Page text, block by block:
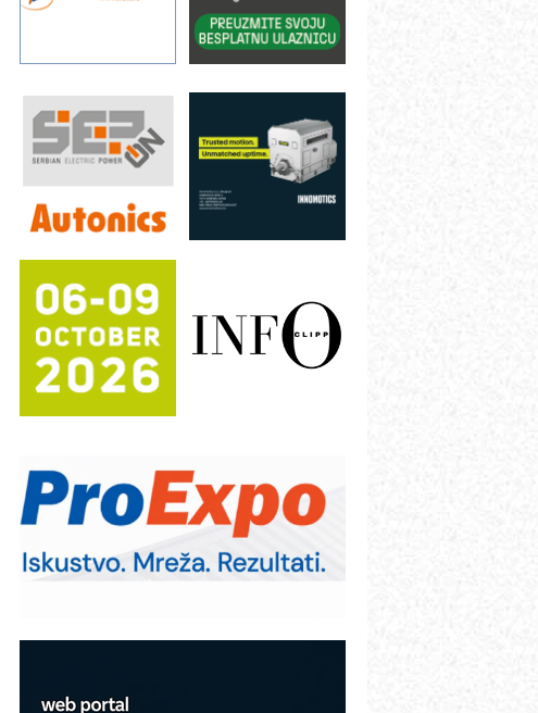
YAMADA pumpe – japanska
pouzdanost u transferu fluida
Filtration Group Industrial – Napredna
procesnim sistemima
RILINEX kompanije Rittal
FANUC: Najbolje za vašu pametnu
Efikasno upravljanje energijom
Automatizacija pakovanja · Display
(Shelf-Ready) omotnice
Potpuna efikasnost bez složenih
sistema
Trajna oznaka kao dugoročna korist
Bezbednost na prvom mestu!
– Pametna signalizacija za efikasnije
upravljanje mašinama
Mitutoyo Crysta-Apex V PLUS: Nova
era CNC merenja
mrežnog pretvarača sa tečnim
COMBYPACK